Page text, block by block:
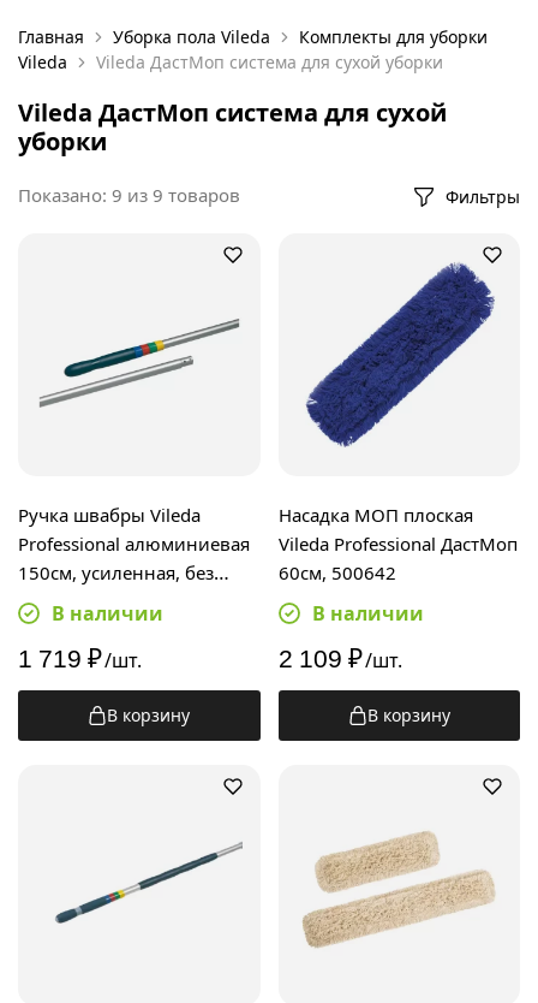
Главная Уборка пола Vileda
Комплекты для уборки
Vileda
Vileda ДастМоп система для сухой уборки
Vileda ДастМоп система для сухой
уборки
Показано: 9 из 9 товаров Фильтры
Ручка швабры Vileda
Professional алюминиевая
150см, усиленная, без
резьбы, 512413
В наличии
1 719 ₽/шт.
В корзину
Насадка МОП плоская
Vileda Professional ДастМоп
60см, 500642
В наличии
2 109 ₽/шт.
В корзину